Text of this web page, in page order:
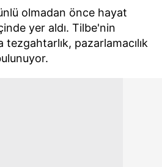
ünlü olmadan önce hayat
yer aldı. Tilbe'nin
tezgahtarlık, pazarlamacılık